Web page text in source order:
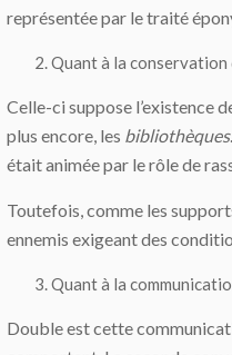
représentée par le traité
Quant à la conservation
Celle-ci suppose l’existence
plus encore, les bibliothèques
était animée par le rôle de
Toutefois, comme les
ennemis exigeant des
Quant à la
Double est cette